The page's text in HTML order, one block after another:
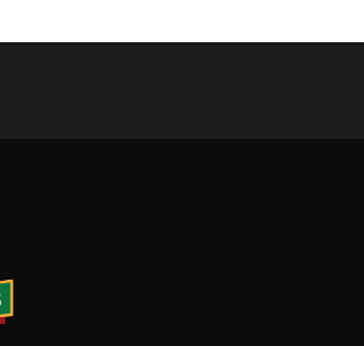
aux auditions à l'aveugle de The Voice ce